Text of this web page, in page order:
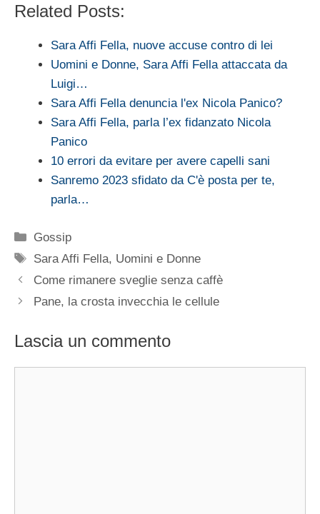
Related Posts:
Sara Affi Fella, nuove accuse contro di lei
Uomini e Donne, Sara Affi Fella attaccata da
Luigi…
Sara Affi Fella denuncia l'ex Nicola Panico?
Sara Affi Fella, parla l’ex fidanzato Nicola
Panico
10 errori da evitare per avere capelli sani
Sanremo 2023 sfidato da C'è posta per te,
parla…
Categorie
Gossip
Tag
Sara Affi Fella, Uomini e Donne
Come rimanere sveglie senza caffè
Pane, la crosta invecchia le cellule
Lascia un commento